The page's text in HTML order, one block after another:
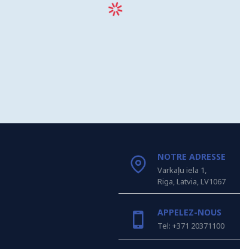
NOTRE ADRESSE
Varkaļu iela 1,
Riga, Latvia, LV1067
APPELEZ-NOUS
Tel: +371 20371100